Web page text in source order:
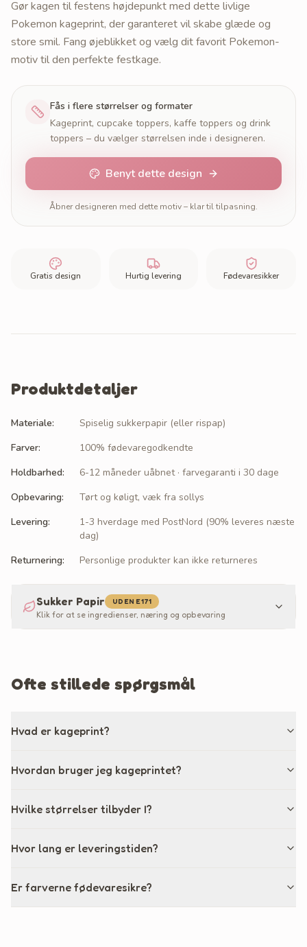
Gør kagen til festens højdepunkt med dette livlige
Pokemon kageprint, der garanteret vil skabe glæde og
store smil. Fang øjeblikket og vælg dit favorit Pokemon-
motiv til den perfekte festkage.
Fås i flere størrelser og formater
Kageprint, cupcake toppers, kaffe toppers og drink
toppers – du vælger størrelsen inde i designeren.
Benyt dette design
Åbner designeren med dette motiv – klar til tilpasning.
Gratis design Hurtig levering Fødevaresikker
Produktdetaljer
Materiale:
Spiselig sukkerpapir (eller rispap)
Farver:
100% fødevaregodkendte
Holdbarhed:
6-12 måneder uåbnet · farvegaranti i 30 dage
Opbevaring:
Tørt og køligt, væk fra sollys
Levering:
1-3 hverdage med PostNord (90% leveres næste
dag)
Returnering: Personlige produkter kan ikke returneres
Sukker Papir UDEN E171
Klik for at se ingredienser, næring og opbevaring
Ofte stillede spørgsmål
Hvad er kageprint?
Hvordan bruger jeg kageprintet?
Hvilke størrelser tilbyder I?
Hvor lang er leveringstiden?
Er farverne fødevaresikre?